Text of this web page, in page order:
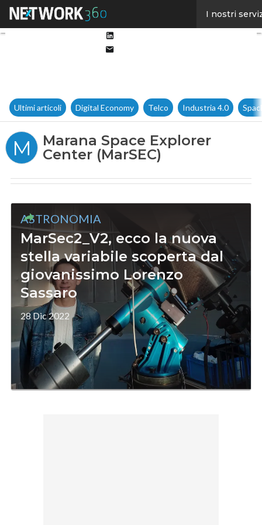
I nostri
Ultimi articoli Digital Economy Telco Industria 4.0
M
Marana Space Explorer
Center (MarSEC)
ASTRONOMIA
MarSec2_V2, ecco la nuova
stella variabile scoperta dal
giovanissimo Lorenzo
Sassaro
28 Dic 2022